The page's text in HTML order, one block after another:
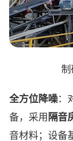
制
全方位降噪：
备，采用 隔音
音材料；设备